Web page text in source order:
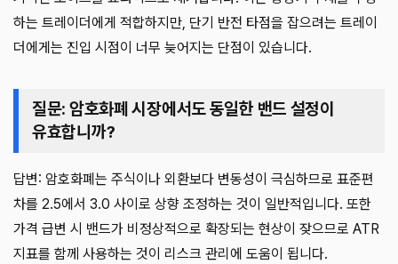
하는 트레이더에게 적합하지만, 단기 반전 타점을 잡으려는 트레이
더에게는 진입 시점이 너무 늦어지는 단점이 있습니다.
질문: 암호화폐 시장에서도 동일한 밴드 설정이
유효합니까?
답변: 암호화폐는 주식이나 외환보다 변동성이 극심하므로 표준편
차를 2.5에서 3.0 사이로 상향 조정하는 것이 일반적입니다. 또한
가격 급변 시 밴드가 비정상적으로 확장되는 현상이 잦으므로 ATR
지표를 함께 사용하는 것이 리스크 관리에 도움이 됩니다.